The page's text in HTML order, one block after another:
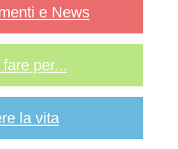
e News
per...
la vita